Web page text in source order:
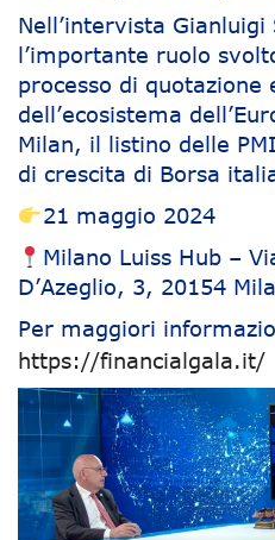
Nell’intervista
l’importante ruolo
processo di quotazione
dell’ecosistema
Milan, il listino delle
di crescita di Borsa
21 maggio 2024
Milano Luiss Hub –
D’Azeglio, 3, 20154
Per maggiori
https://financialgala.it/